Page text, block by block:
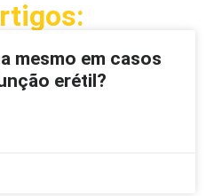
mesmo em casos
erétil?